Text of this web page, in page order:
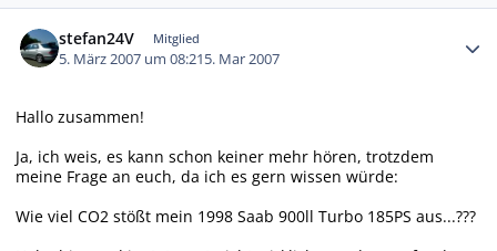
stefan24V Mitglied
5. März 2007 um 08:215. Mar 2007
Hallo zusammen!
Ja, ich weis, es kann schon keiner mehr hören, trotzdem
meine Frage an euch, da ich es gern wissen würde:
Wie viel CO2 stößt mein 1998 Saab 900ll Turbo 185PS aus...???